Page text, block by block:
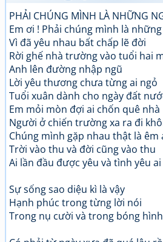
PHẢI CHÚNG MÌNH LÀ NHỮNG
Em ơi ! Phải chúng mình là
Vì đã yêu nhau bất chấp lẽ đời
Rời ghế nhà trường vào tuổi hai
Anh lên đường nhập ngũ
Lời yêu thương chưa từng ai ngỏ
Tuổi xuân dành cho ngày đất
Em mỏi mòn đợi ai chốn quê nhà
Người ở chiến trường xa ra đi
Chúng mình gặp nhau thật là êm
Trời vào thu và đời cũng vào thu
Ai lần đầu được yêu và tình yêu
Sự sống sao diệu kì là vậy
Hạnh phúc trong từng lời nói
Trong nụ cười và trong bóng